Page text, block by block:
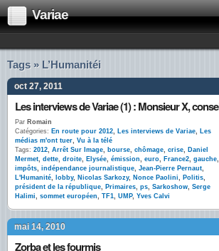
Variae
Tags » L’Humanitéi
oct 27, 2011
Par Romain
Catégories: En route pour 2012, Les interviews de Variae, Les
médias m'ont tuer, Vu à la télé
Tags: 2012, Arrêt Sur Image, bourse, chômage, crise, Daniel
Mermet, dette, droite, Elysée, émission, euro, France2, gauche,
impôts, indépendance journalistique, Jean-Pierre Pernaut,
L'Humanité, lobby, Nicolas Sarkozy, Nonce Paolini, Politis,
président de la république, Primaires, ps, Sarkoshow, Serge
Halimi, sommet européen, TF1, UMP, Yves Calvi
mai 14, 2010
Zorba et les fourmis